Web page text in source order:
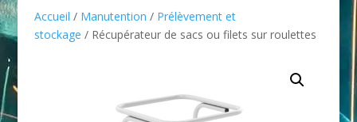
Accueil / Manutention / Prélèvement et
stockage / Récupérateur de sacs ou filets sur roulettes